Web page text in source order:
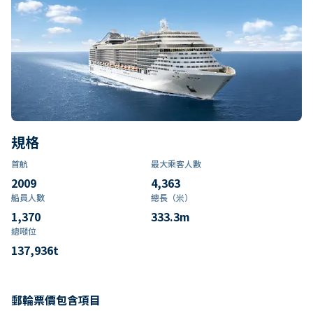
規格
首航
2009
最大乘客人數
4,363
船員人數
1,370
總長（米）
333.3m
總噸位
137,936t
郵輪票價包含項目